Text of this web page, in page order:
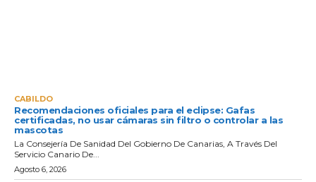
CABILDO
Recomendaciones oficiales para el eclipse: Gafas
certificadas, no usar cámaras sin filtro o controlar a las
mascotas
La Consejería De Sanidad Del Gobierno De Canarias, A Través Del
Servicio Canario De...
Agosto 6, 2026